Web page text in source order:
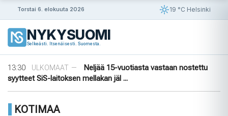
Torstai 6. elokuuta 2026 19 °C Helsinki
NYKYSUOMI
Selkeästi. Itsenäisesti. Suomesta.
sato
14:56
ULKOMAAT —
Puola ja Yhdysvallat neuvottelevat
pysyvistä sotilastukikohdista
13:30
ULKOMAAT —
Neljää 15-vuotiasta vastaan nostettu
syytteet SiS-laitoksen mellakan jäl ...
11:45
Yli 1 000 saksalaista oikeusalan
09:56
ULKOMAAT
KOTIMAA